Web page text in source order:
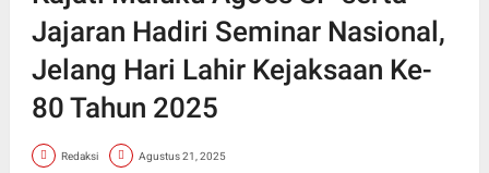
Jajaran Hadiri Seminar Nasional,
Jelang Hari Lahir Kejaksaan Ke-
80 Tahun 2025
Redaksi Agustus 21, 2025